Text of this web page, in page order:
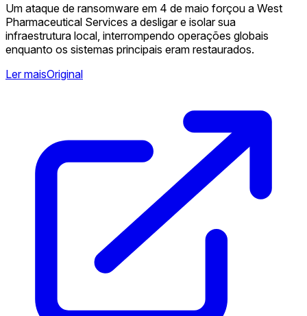
Um ataque de ransomware em 4 de maio forçou a West
Pharmaceutical Services a desligar e isolar sua
infraestrutura local, interrompendo operações globais
enquanto os sistemas principais eram restaurados.
Ler maisOriginal